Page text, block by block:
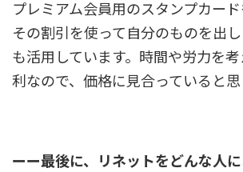
プレミアム会員用のスタンプカード
その割引を使って自分のものを出
も活用しています。時間や労力を
利なので、価格に見合っていると思
ーー最後に、リネットをどんな人